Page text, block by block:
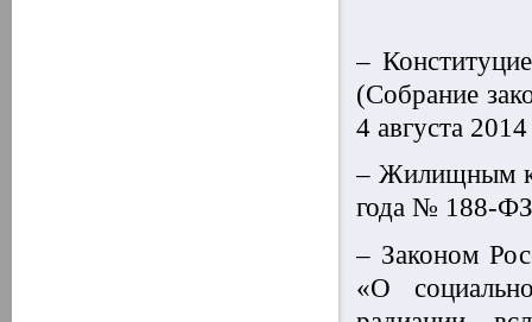
–
(Собрание
4 августа
– Жилищным
года № 188-ФЗ
– Законом
«О